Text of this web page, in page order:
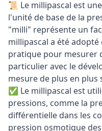
📜 Le millipascal est
l'unité de base de la
"milli" représente un
millipascal a été
pratique pour mesurer
particulier avec le
mesure de plus en plus
✅ Le millipascal est
pressions, comme la
différentielle dans les
pression osmotique